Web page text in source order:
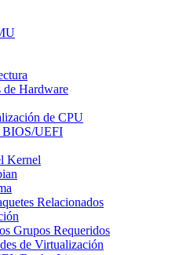
de Hardware
de CPU
BIOS/UEFI
Kernel
Relacionados
Grupos Requeridos
de Virtualización